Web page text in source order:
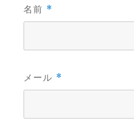
名前 *
メール *